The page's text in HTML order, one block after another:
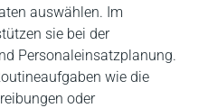
auswählen. Im
sie bei der
Personaleinsatzplanung.
wie die
oder